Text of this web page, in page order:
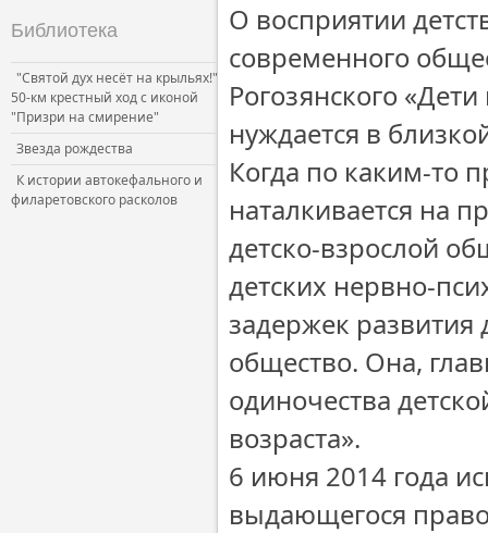
Библиотека
"Святой дух несёт на крыльях!"
50-км крестный ход с иконой
"Призри на смирение"
Звезда рождества
К истории автокефального и
филаретовского расколов
О восприятии
современного
Рогозянского
нуждается в
Когда по каким-то
наталкивается на
детско-взрослой
детских нервно-
задержек развития
общество. Она,
одиночества
возраста».
6 июня 2014 года
выдающегося